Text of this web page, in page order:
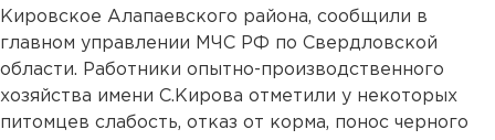
Кировское Алапаевского района, сообщили в
главном управлении МЧС РФ по Свердловской
области. Работники опытно-производственного
хозяйства имени С.Кирова отметили у некоторых
питомцев слабость, отказ от корма, понос черного